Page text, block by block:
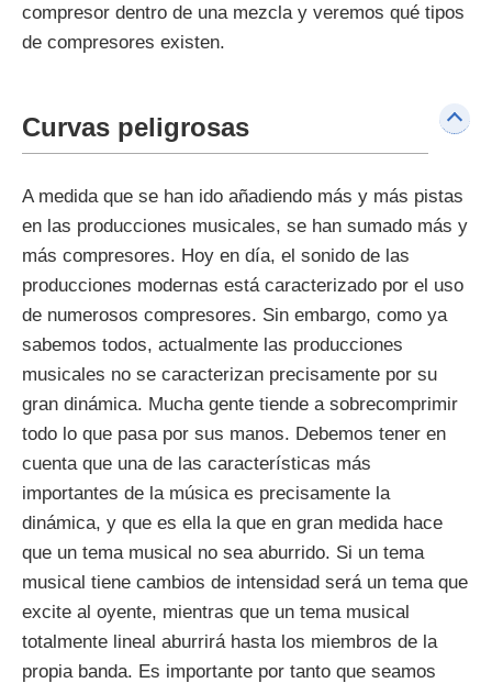
compresor dentro de una mezcla y veremos qué tipos
de compresores existen.
Curvas peligrosas
A medida que se han ido añadiendo más y más pistas
en las producciones musicales, se han sumado más y
más compresores. Hoy en día, el sonido de las
producciones modernas está caracterizado por el uso
de numerosos compresores. Sin embargo, como ya
sabemos todos, actualmente las producciones
musicales no se caracterizan precisamente por su
gran dinámica. Mucha gente tiende a sobrecomprimir
todo lo que pasa por sus manos. Debemos tener en
cuenta que una de las características más
importantes de la música es precisamente la
dinámica, y que es ella la que en gran medida hace
que un tema musical no sea aburrido. Si un tema
musical tiene cambios de intensidad será un tema que
excite al oyente, mientras que un tema musical
totalmente lineal aburrirá hasta los miembros de la
propia banda. Es importante por tanto que seamos